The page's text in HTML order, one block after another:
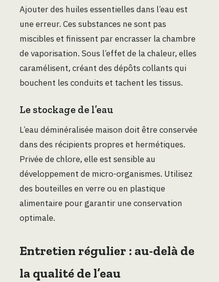
Ajouter des huiles essentielles dans l’eau est
une erreur. Ces substances ne sont pas
miscibles et finissent par encrasser la chambre
de vaporisation. Sous l’effet de la chaleur, elles
caramélisent, créant des dépôts collants qui
bouchent les conduits et tachent les tissus.
Le stockage de l’eau
L’eau déminéralisée maison doit être conservée
dans des récipients propres et hermétiques.
Privée de chlore, elle est sensible au
développement de micro-organismes. Utilisez
des bouteilles en verre ou en plastique
alimentaire pour garantir une conservation
optimale.
Entretien régulier : au-delà de
la qualité de l’eau